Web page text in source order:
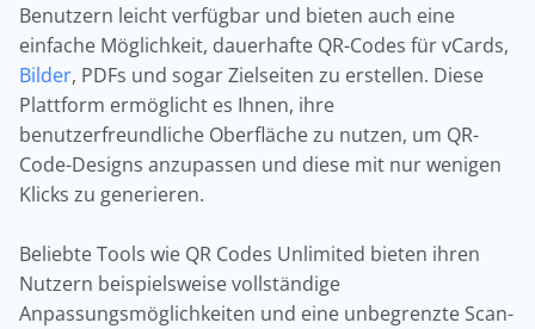
Benutzern leicht verfügbar und bieten auch eine
einfache Möglichkeit, dauerhafte QR-Codes für vCards,
Bilder, PDFs und sogar Zielseiten zu erstellen. Diese
Plattform ermöglicht es Ihnen, ihre
benutzerfreundliche Oberfläche zu nutzen, um QR-
Code-Designs anzupassen und diese mit nur wenigen
Klicks zu generieren.
Beliebte Tools wie QR Codes Unlimited bieten ihren
Nutzern beispielsweise vollständige
Anpassungsmöglichkeiten und eine unbegrenzte Scan-